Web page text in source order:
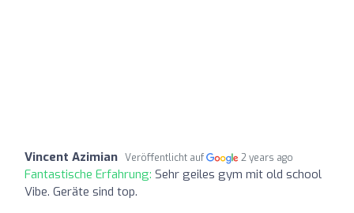
Vincent Azimian Veröffentlicht auf 2 years ago
Fantastische Erfahrung: Sehr geiles gym mit old school
Vibe. Geräte sind top.